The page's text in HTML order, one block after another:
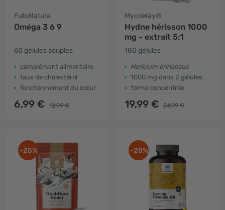
FutuNatura
Oméga 3 6 9
60 gélules souples
complément alimentaire
​taux de cholestérol
fonctionnement du cœur
6,99 € 12,99 €
MycoWay®
Hydne hérisson 1000
mg - extrait 5:1
180 gélules
Hericium erinaceus
1000 mg dans 2 gélules
forme concentrée
19,99 € 24,99 €
-25% -20%